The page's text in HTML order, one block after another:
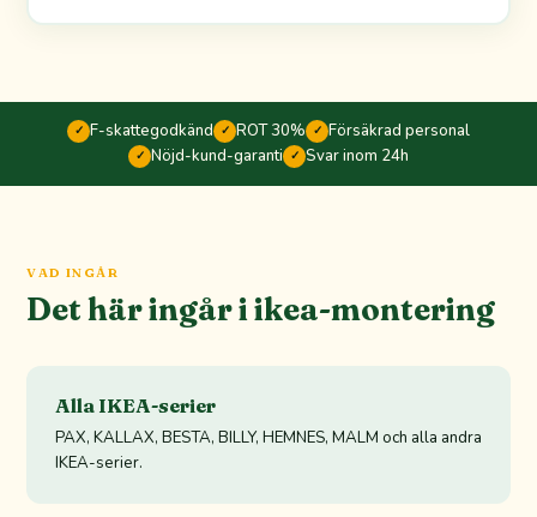
✓ F-skattegodkänd ✓ ROT 30% ✓ Försäkrad personal
✓ Nöjd-kund-garanti ✓ Svar inom 24h
VAD INGÅR
Det här ingår i ikea-montering
Alla IKEA-serier
PAX, KALLAX, BESTA, BILLY, HEMNES, MALM och alla andra
IKEA-serier.